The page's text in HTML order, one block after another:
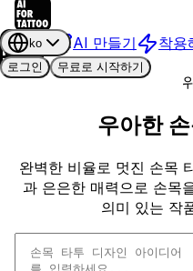
AI 만들기 착용
ko
로그인
무료로 시작하기
우아한
완벽한 비율로 멋진 손목
과 은은한 매력으로 손목
의미 있는 작